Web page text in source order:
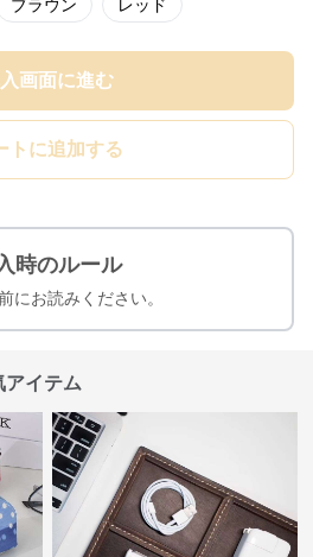
ブラウン レッド
画面に進む
トに追加する
時のルール
にお読みください。
アイテム